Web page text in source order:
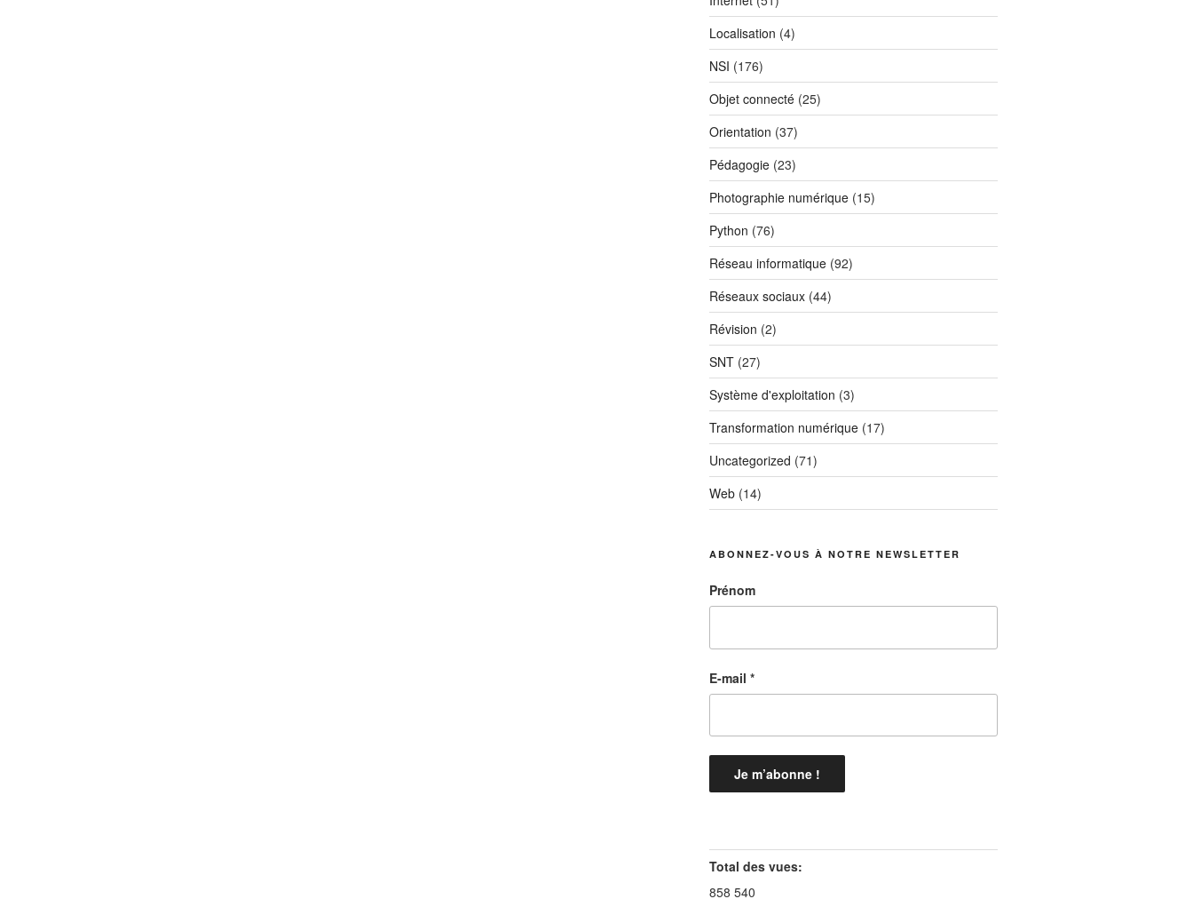
Localisation (4)
NSI (176)
Objet connecté(25)
Orientation (37)
Pédagogie(23)
Photographie numérique(15)
Python (76)
Réseau informatique(92)
Réseaux sociaux(44)
Révision (2)
SNT(27)
Système d'exploitation (3)
Transformation numérique(17)
Uncategorized (71)
Web(14)
ABONNEZ-VOUS À NOTRE NEWSLETTER
Prénom
E-mail *
Total des vues:
858 540